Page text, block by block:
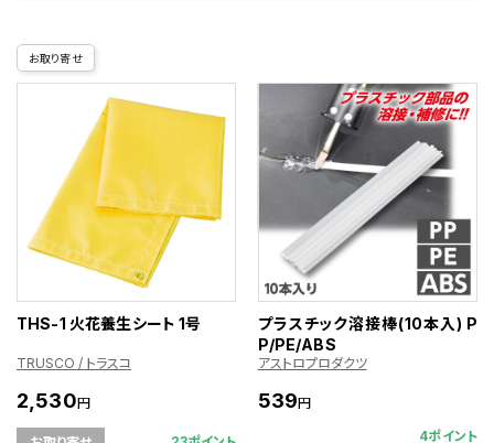
お取り寄せ
THS-1 火花養生シート 1号
TRUSCO / トラスコ
2,530円
プラスチック溶接棒(10本入) P
P/PE/ABS
アストロプロダクツ
539円
4ポイント